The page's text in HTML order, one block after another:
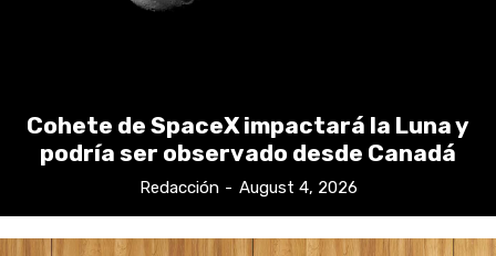
Cohete de SpaceX impactará la Luna y
podría ser observado desde Canadá
Redacción - August 4, 2026